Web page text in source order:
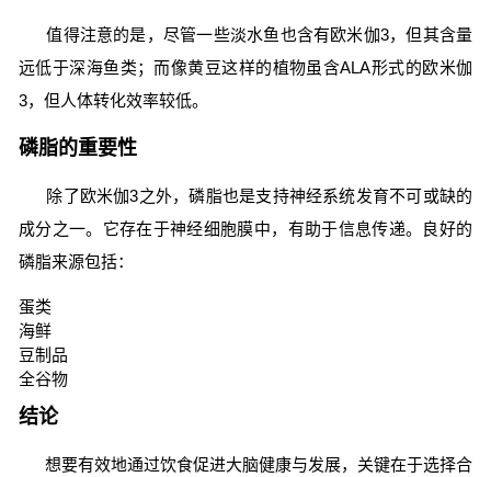
值得注意的是，尽管一些淡水鱼也含有欧米伽3，但其含量
远低于深海鱼类；而像黄豆这样的植物虽含ALA形式的欧米伽
3，但人体转化效率较低。
磷脂的重要性
除了欧米伽3之外，磷脂也是支持神经系统发育不可或缺的
成分之一。它存在于神经细胞膜中，有助于信息传递。良好的
磷脂来源包括：
蛋类
海鲜
豆制品
全谷物
结论
想要有效地通过饮食促进大脑健康与发展，关键在于选择合